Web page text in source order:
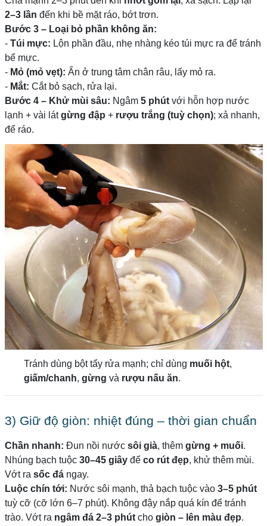
2–3 lần đến khi bề mặt ráo, bớt trơn.
Bước 3 – Loại bỏ phần không ăn:
- Túi mực: Lộn phần đầu, nhẹ nhàng kéo túi mực ra để tránh
bể mực.
- Mỏ (mỏ vẹt): Ấn ở trung tâm chân râu, lấy mỏ ra.
- Mắt: Cắt bỏ sạch, rửa lại.
Bước 4 – Khử mùi sâu: Ngâm 5 phútvới hỗn hợp nước
lạnh + vài látgừng đập + rượu trắng (tuỳ chọn); xả nhanh,
để ráo.
Tránh dùng bột tẩy rửa mạnh; chỉ dùng muối hột,
giấm/chanh, gừng và rượu nấu ăn.
3) Giữ độ giòn: nhiệt đúng – thời gian chuẩn
Chần nhanh: Đun nồi nước sôi già, thêm gừng + muối.
Nhúng bạch tuộc 30–45 giâyđể co rút đẹp, khử thêm mùi.
Vớt ra sốc đángay.
Luộc chín tới: Nước sôi mạnh, thả bạch tuộc vào 3–5 phút
tuỳ cỡ (cỡ lớn 6–7 phút). Không đậy nắp quá kín để tránh
trào. Vớt ra ngâm đá 2–3 phútcho giòn – lên màu đẹp.